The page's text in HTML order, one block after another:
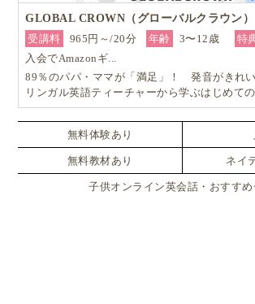
を取得し、家族と一緒に楽しい時間を
くさんあります。
スウェーデンの伝統的な過ごし方とい
戚がサマーハウス（別荘）に集い、水
ボードゲームを楽しんだりしながら、
すのが一般的です。
しかし、現代のスウェーデンは
人口の
GLOBAL CROWN（グローバルクラウン）
受講料
965円～/20分 年齢 3〜12歳 特
入会でAmazonギ...
89％のパパ・ママが「満足」！ 発音がきれ
リンガル英語ティーチャーから学ぶはじめて
会話
無料体験あり
無料教材あり ネイ
子供オンライン英会話・おすすめ